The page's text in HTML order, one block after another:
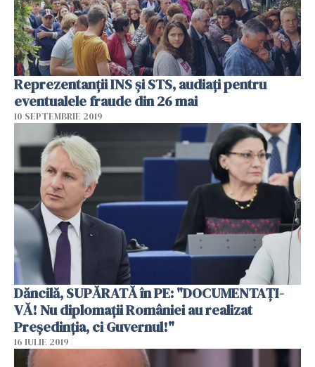
Reprezentanții INS și STS, audiați pentru
eventualele fraude din 26 mai
10 SEPTEMBRIE 2019
Dăncilă, SUPĂRATĂ în PE: "DOCUMENTAŢI-
VĂ! Nu diplomaţii României au realizat
Președinția, ci Guvernul!"
16 IULIE 2019